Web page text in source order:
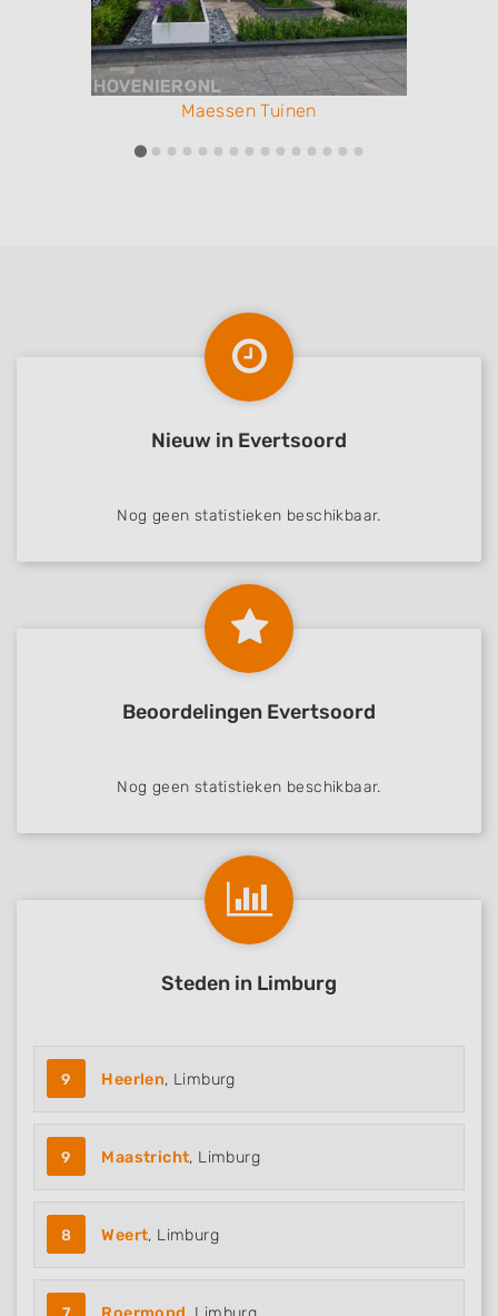
Maessen Tuinen
Nieuw in Evertsoord
Nog geen statistieken beschikbaar.
Beoordelingen Evertsoord
Nog geen statistieken beschikbaar.
Steden in Limburg
9 Heerlen, Limburg
9 Maastricht, Limburg
8 Weert, Limburg